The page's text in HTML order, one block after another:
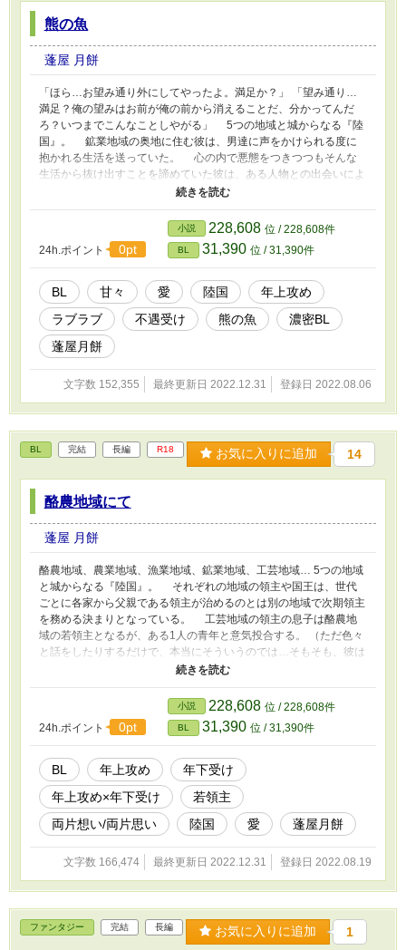
熊の魚
蓬屋 月餅
「ほら…お望み通り外にしてやったよ。満足か？」 「望み通り…
満足？俺の望みはお前が俺の前から消えることだ、分かってんだ
ろ？いつまでこんなことしやがる」 5つの地域と城からなる『陸
国』。 鉱業地域の奥地に住む彼は、男達に声をかけられる度に
抱かれる生活を送っていた。 心の内で悪態をつきつつもそんな
生活から抜け出すことを諦めていた彼は、ある人物との出会いによ
って少しずつ変わっていく。 「その…俺のこと、好き…な
に身を守らなければいけないと感じ始めた彼。 （諦めちゃだめな
んだ、俺は自分を守ってやらなきゃいけない。俺の体を俺が守らな
いでどうするんだ、こんなやつに負けちゃいけないんだ） 全ては
新たな日々をあの人と歩むために。 ※前半部分に暴力、複数での
表現がありますので、苦手な方はご注意ください。 ※この作品は
『陸国』が舞台のお話です。 『陸国とは…？』という方は、ぜひ
他の作品もご覧ください。
24h.ポイント 0pt
小説 228,608 位 / 228,608件
BL 31,390 位 / 31,390件
BL 甘々 愛 陸国
年上攻め
ラブラブ
不遇受け 熊の魚
濃密BL
蓬屋月餅
文字数 152,355 最終更新日 2022.12.31 登録日 2022.08.06
BL 完結 長編 R18 お気に入りに追加 14
酪農地域にて
蓬屋 月餅
酪農地域、農業地域、漁業地域、鉱業地域、工芸地域… 5つの地域
と城からなる『陸国』。 それぞれの地域の領主や国王は、世代
ごとに各家から父親である領主が治めるのとは別の地域で次期領主
を務める決まりとなっている。 工芸地域の領主の息子は酪農地
域の若領主となるが、ある1人の青年と意気投合する。 （ただ色々
と話をしたりするだけで、本当にそういうのでは…そもそも、彼は
男で、私も男じゃないか） 「いやいや、そうじゃない…そんなん
る。 そうして次第に『彼』へと惹かれていく若領主だが、果た
して、その想いが行きつく先は…。
24h.ポイント
0pt
小説 228,608 位 / 228,608件
BL 31,390 位 / 31,390件
BL 年上攻め
年下受け
年上攻め×年下受け
若領主
両片想い/両片思い
陸国 愛 蓬屋月餅
文字数 166,474 最終更新日 2022.12.31 登録日 2022.08.19
ファンタジー 完結 長編 お気に入りに追加 1